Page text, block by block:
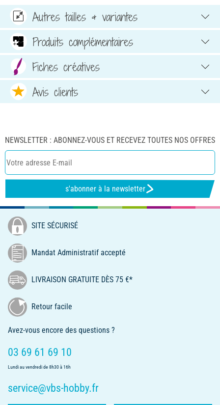
Autres tailles & variantes
Produits complémentaires
Fiches créatives
Avis clients
NEWSLETTER : ABONNEZ-VOUS ET RECEVEZ TOUTES NOS OFFRES
s'abonner à la newsletter
SITE SÉCURISÉ
Mandat Administratif accepté
LIVRAISON GRATUITE DÈS 75 €*
Retour facile
Avez-vous encore des questions ?
03 69 61 69 10
Lundi au vendredi de 8h30 à 16h
service@vbs-hobby.fr